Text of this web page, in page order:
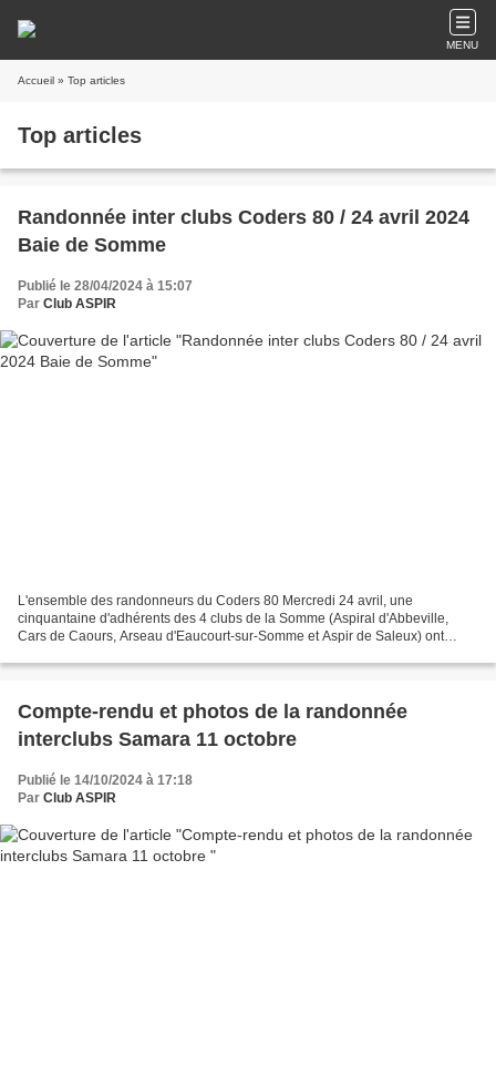
MENU
Accueil » Top articles
Top articles
Randonnée inter clubs Coders 80 / 24 avril 2024
Baie de Somme
Publié le 28/04/2024 à 15:07
Par Club ASPIR
L'ensemble des randonneurs du Coders 80 Mercredi 24 avril, une
cinquantaine d'adhérents des 4 clubs de la Somme (Aspiral d'Abbeville,
Cars de Caours, Arseau d'Eaucourt-sur-Somme et Aspir de Saleux) ont
Compte-rendu et photos de la randonnée
interclubs Samara 11 octobre
Publié le 14/10/2024 à 17:18
Par Club ASPIR